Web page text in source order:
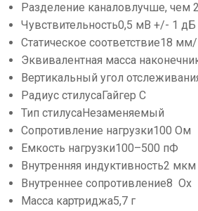
Разделение каналовлучше, чем
Чувствительность0,5 мВ +/- 1 дБ
Статическое соответствие18
Эквивалентная масса
Вертикальный угол
Радиус стилусаГайгер С
Тип стилусаНезаменяемый
Сопротивление нагрузки100 Ом
Емкость нагрузки100–500 пФ
Внутренняя индуктивность2 мкм
Внутреннее сопротивление8 Ох
Масса картриджа5,7 г